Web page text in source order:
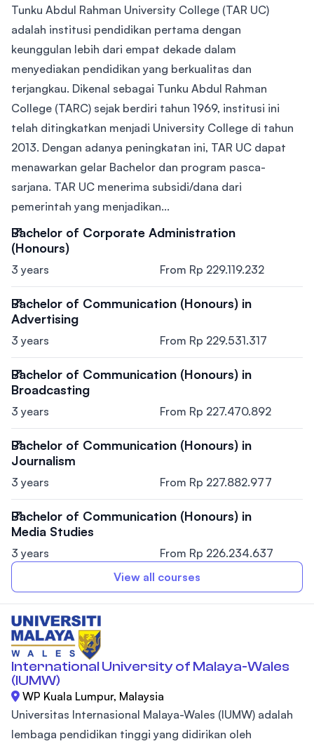
Tunku Abdul Rahman University College (TAR UC)
adalah institusi pendidikan pertama dengan
keunggulan lebih dari empat dekade dalam
menyediakan pendidikan yang berkualitas dan
terjangkau. Dikenal sebagai Tunku Abdul Rahman
College (TARC) sejak berdiri tahun 1969, institusi ini
telah ditingkatkan menjadi University College di tahun
2013. Dengan adanya peningkatan ini, TAR UC dapat
menawarkan gelar Bachelor dan program pasca-
sarjana. TAR UC menerima subsidi/dana dari
pemerintah yang menjadikan...
Bachelor of Corporate Administration
(Honours)
3 years From Rp 229.119.232
Bachelor of Communication (Honours) in
Advertising
3 years From Rp 229.531.317
Bachelor of Communication (Honours) in
Broadcasting
3 years From Rp 227.470.892
Bachelor of Communication (Honours) in
Journalism
3 years From Rp 227.882.977
Bachelor of Communication (Honours) in
Media Studies
3 years
From Rp 226.234.637
View all courses
International University of Malaya-Wales
(IUMW)
WP Kuala Lumpur, Malaysia
Universitas Internasional Malaya-Wales (IUMW) adalah
lembaga pendidikan tinggi yang didirikan oleh